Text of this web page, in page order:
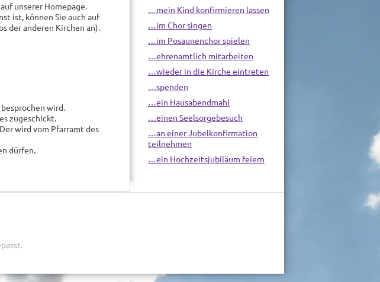
unserer Homepage.
ist, können Sie auch auf
der anderen Kirchen an).
wird.
zugeschickt.
wird vom Pfarramt des
dürfen.
…mein Kind konfirmieren lassen
…im Chor singen
…im Posaunenchor spielen
…ehrenamtlich mitarbeiten
…wieder in die Kirche eintreten
…spenden
…ein Hausabendmahl
…einen Seelsorgebesuch
…an einer Jubelkonfirmation
teilnehmen
…ein Hochzeitsjubiläum feiern